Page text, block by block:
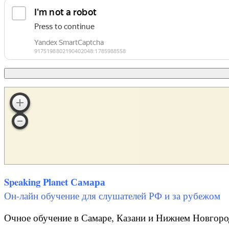
Speaking Planet Самара
Он-лайн обучение для слушателей РФ и за рубежом
Очное обучение в Самаре, Казани и Нижнем